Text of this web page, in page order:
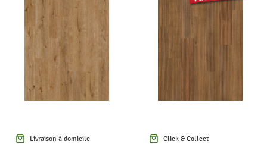
Livraison à domicile Click & Collect